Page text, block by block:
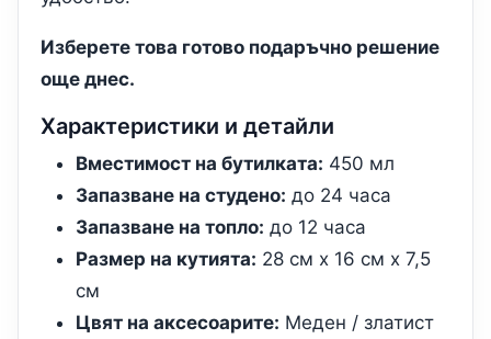
Изберете това готово подаръчно решение
още днес.
Характеристики и детайли
Вместимост на бутилката: 450 мл
Запазване на студено: до 24 часа
Запазване на топло: до 12 часа
Размер на кутията: 28 см х 16 см х 7,5
см
Цвят на аксесоарите: Меден / златист